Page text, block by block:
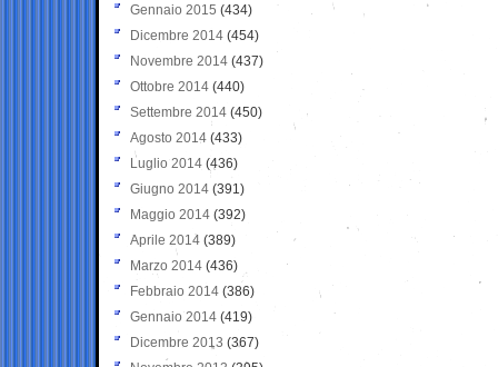
Gennaio 2015 (434)
Dicembre 2014 (454)
Novembre 2014 (437)
Ottobre 2014 (440)
Settembre 2014 (450)
Agosto 2014 (433)
Luglio 2014 (436)
Giugno 2014 (391)
Maggio 2014 (392)
Aprile 2014 (389)
Marzo 2014 (436)
Febbraio 2014 (386)
Gennaio 2014 (419)
Dicembre 2013 (367)